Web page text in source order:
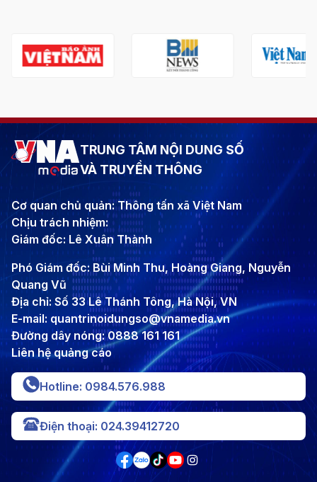
TRUNG TÂM NỘI DUNG SỐ
VÀ TRUYỀN THÔNG
Cơ quan chủ quản: Thông tấn xã Việt Nam
Chịu trách nhiệm:
Giám đốc: Lê Xuân Thành
Phó Giám đốc: Bùi Minh Thu, Hoàng Giang, Nguyễn
Quang Vũ
Địa chỉ: Số 33 Lê Thánh Tông, Hà Nội, VN
E-mail: quantrinoidungso@vnamedia.vn
Đường dây nóng: 0888 161 161
Liên hệ quảng cáo
Hotline: 0984.576.988
Điện thoại: 024.39412720